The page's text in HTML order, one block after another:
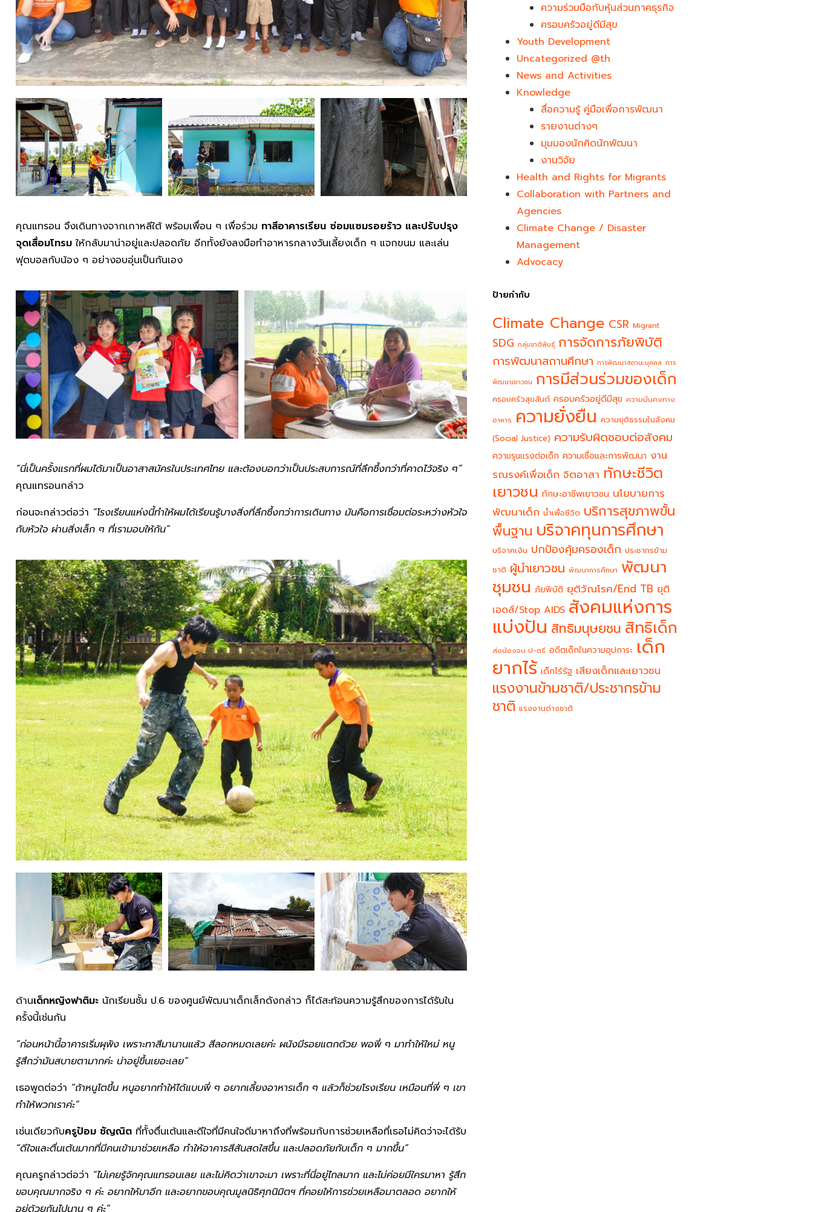
คุณแทรอน จึงเดินทางจากเกาหลีใต้ พร้อมเพื่อน ๆ เพื่อร่วม ทาสีอาคารเรียน ซ่อมแซมรอยร้าว และปรับปรุง
จุดเสื่อมโทรม ให้กลับมาน่าอยู่และปลอดภัย อีกทั้งยังลงมือทำอาหารกลางวันเลี้ยงเด็ก ๆ แจกขนม และเล่น
ฟุตบอลกับน้อง ๆ อย่างอบอุ่นเป็นกันเอง
“นี่เป็นครั้งแรกที่ผมได้มาเป็นอาสาสมัครในประเทศไทย และต้องบอกว่าเป็นประสบการณ์ที่ลึกซึ้งกว่าที่คาดไว้จริง ๆ”
คุณแทรอนกล่าว
ก่อนจะกล่าวต่อว่า “โรงเรียนแห่งนี้ทำให้ผมได้เรียนรู้บางสิ่งที่ลึกซึ้งกว่าการเดินทาง มันคือการเชื่อมต่อระหว่างหัวใจ
กับหัวใจ ผ่านสิ่งเล็ก ๆ ที่เรามอบให้กัน”
ด้านเด็กหญิงฟาติมะ นักเรียนชั้น ป.6 ของศูนย์พัฒนาเด็กเล็กดังกล่าว ก็ได้สะท้อนความรู้สึกของการได้รับใน
ครั้งนี้เช่นกัน
“ก่อนหน้านี้อาคารเริ่มผุพัง เพราะทาสีมานานแล้ว สีลอกหมดเลยค่ะ ผนังมีรอยแตกด้วย พอพี่ ๆ มาทำให้ใหม่ หนู
รู้สึกว่ามันสบายตามากค่ะ น่าอยู่ขึ้นเยอะเลย”
เธอพูดต่อว่า “ถ้าหนูโตขึ้น หนูอยากทำให้ได้แบบพี่ ๆ อยากเลี้ยงอาหารเด็ก ๆ แล้วก็ช่วยโรงเรียน เหมือนที่พี่ ๆ เขา
ทำให้พวกเราค่ะ”
เช่นเดียวกับครูป้อม ชัญณิต ที่ทั้งตื่นเต้นและดีใจที่มีคนใจดีมาหาถึงที่พร้อมกับการช่วยเหลือที่เธอไม่คิดว่าจะได้รับ
“ดีใจและตื่นเต้นมากที่มีคนเข้ามาช่วยเหลือ ทำให้อาคารสีสันสดใสขึ้น และปลอดภัยกับเด็ก ๆ มากขึ้น”
คุณครูกล่าวต่อว่า “ไม่เคยรู้จักคุณแทรอนเลย และไม่คิดว่าเขาจะมา เพราะที่นี่อยู่ไกลมาก และไม่ค่อยมีใครมาหา รู้สึก
ขอบคุณมากจริง ๆ ค่ะ อยากให้มาอีก และอยากขอบคุณมูลนิธิศุภนิมิตฯ ที่คอยให้การช่วยเหลือมาตลอด อยากให้
อยู่ด้วยกันไปนาน ๆ ค่ะ”
ความร่วมมือกับหุ้นส่วนภาคธุรกิจ
ครอบครัวอยู่ดีมีสุข
Youth Development​
Uncategorized @th
News and Activities
Knowledge
สื่อความรู้ คู่มือเพื่อการพัฒนา
รายงานต่างๆ
มุมมองนักคิดนักพัฒนา
งานวิจัย
Health and Rights for Migrants
Collaboration with Partners and
Agencies
Climate Change / Disaster
Management
Advocacy
ป้ายกำกับ
Climate Change CSR Migrant
SDG กลุ่มชาติพันธุ์ การจัดการภัยพิบัติ
การพัฒนาสถานศึกษา การพัฒนาสถานะบุคคล การ
พัฒนาเยาวชน การมีส่วนร่วมของเด็ก
ครอบครัวสุขสันต์ ครอบครัวอยู่ดีมีสุข ความมั่นคงทาง
อาหาร ความยั่งยืน ความยุติธรรมในสังคม
(Social Justice) ความรับผิดชอบต่อสังคม
ความรุนแรงต่อเด็ก ความเชื่อและการพัฒนา งาน
รณรงค์เพื่อเด็ก จิตอาสา ทักษะชีวิต
เยาวชน ทักษะอาชีพเยาวชน นโยบายการ
พัฒนาเด็ก น้ำเพื่อชีวิต บริการสุขภาพขั้น
พื้นฐาน บริจาคทุนการศึกษา
บริจาคเงิน ปกป้องคุ้มครองเด็ก ประชากรข้าม
ชาติ ผู้นำเยาวชน พัฒนาการศึกษา พัฒนา
ชุมชน ภัยพิบัติ ยุติวัณโรค/End TB ยุติ
เอดส์/Stop AIDS สังคมแห่งการ
แบ่งปัน สิทธิมนุษยชน สิทธิเด็ก
ส่งน้องจบ ป-ตรี อดีตเด็กในความอุปการะ เด็ก
ยากไร้ เด็กไร้รัฐ เสียงเด็กและเยาวชน
แรงงานข้ามชาติ/ประชากรข้าม
ชาติ แรงงานต่างชาติ